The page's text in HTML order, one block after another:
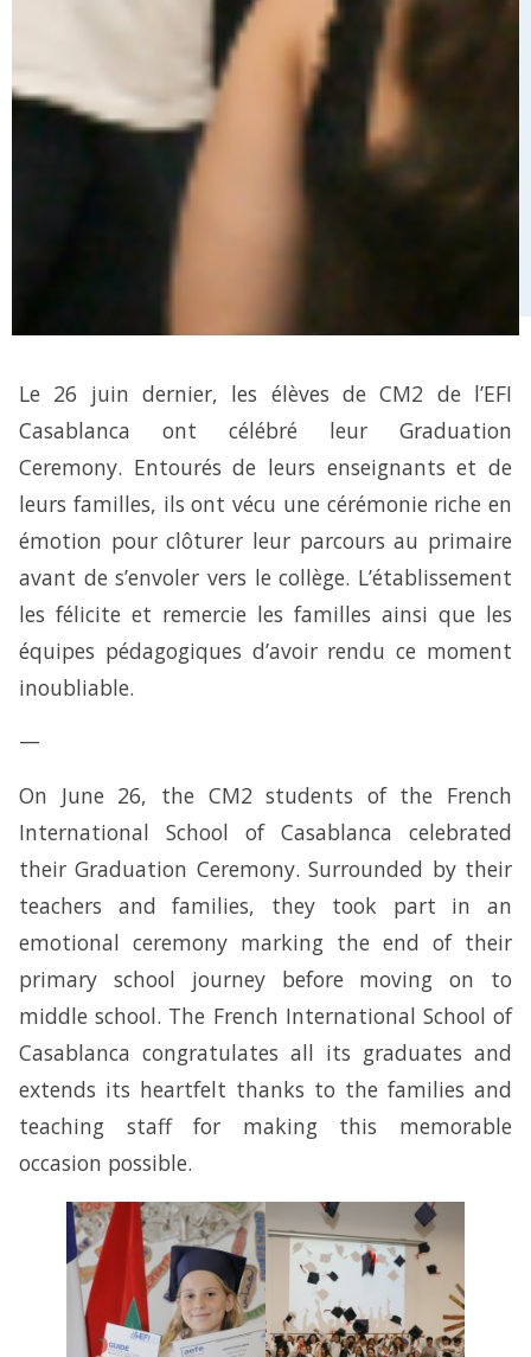
Le 26 juin dernier, les élèves de CM2 de l’EFI
Casablanca ont célébré leur Graduation
Ceremony. Entourés de leurs enseignants et de
leurs familles, ils ont vécu une cérémonie riche en
émotion pour clôturer leur parcours au primaire
avant de s’envoler vers le collège. L’établissement
les félicite et remercie les familles ainsi que les
équipes pédagogiques d’avoir rendu ce moment
inoubliable.
—
On June 26, the CM2 students of the French
International School of Casablanca celebrated
their Graduation Ceremony. Surrounded by their
teachers and families, they took part in an
emotional ceremony marking the end of their
primary school journey before moving on to
middle school. The French International School of
Casablanca congratulates all its graduates and
extends its heartfelt thanks to the families and
teaching staff for making this memorable
occasion possible.